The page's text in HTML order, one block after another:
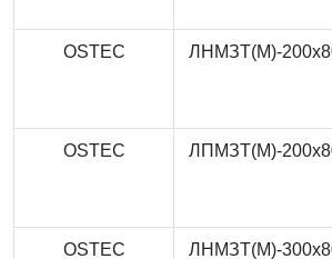
OSTEC ЛНМЗТ(М)-
OSTEC ЛПМЗТ(М)-
OSTEC ЛНМЗТ(М)-